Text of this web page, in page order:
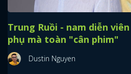
Trung Ruồi - nam diễn
phụ mà toàn "cân phim"
Dustin Nguyen